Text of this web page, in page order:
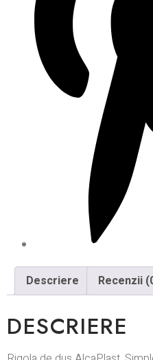
Descriere Recenzii
DESCRIERE